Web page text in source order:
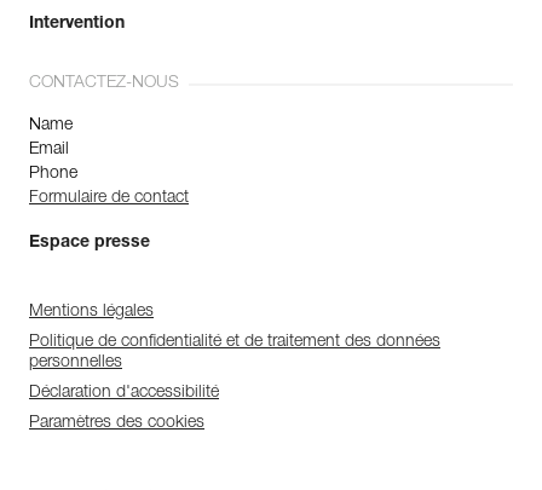
Intervention
CONTACTEZ-NOUS
Name
Email
Phone
Formulaire de contact
Espace presse
Mentions légales
Politique de confidentialité et de traitement des données
personnelles
Déclaration d'accessibilité
Paramètres des cookies